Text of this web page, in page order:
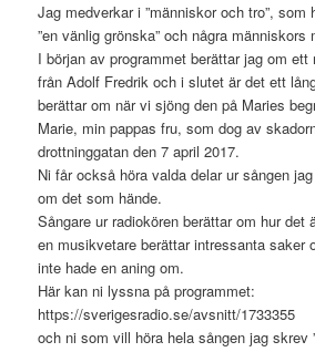
Jag medverkar i ”människor och tro”, som
”en vänlig grönska” och några människors
I början av programmet berättar jag om ett
från Adolf Fredrik och i slutet är det ett
berättar om när vi sjöng den på Maries
Marie, min pappas fru, som dog av
drottninggatan den 7 april 2017.
Ni får också höra valda delar ur sången
om det som hände.
Sångare ur radiokören berättar om hur det
en musikvetare berättar intressanta saker
inte hade en aning om.
Här kan ni lyssna på programmet:
https://sverigesradio.se/avsnitt/1733355
och ni som vill höra hela sången jag skrev